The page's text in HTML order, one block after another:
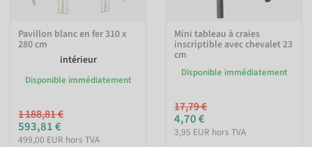
Pavillon blanc en fer 310 x
280 cm
intérieur
Disponible immédiatement
1 188,81 €
593,81 €
499,00 EUR hors TVA
Mini tableau à craies
inscriptible avec chevalet 23
cm
Disponible immédiatement
17,79 €
4,70 €
3,95 EUR hors TVA